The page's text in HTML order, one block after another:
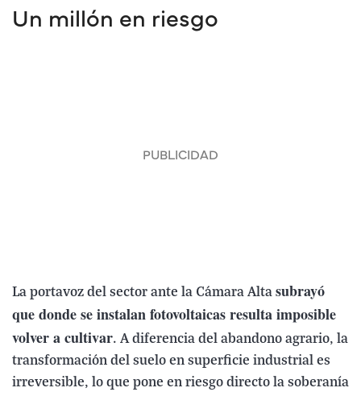
Un millón en riesgo
La portavoz del sector ante la Cámara Alta subrayó
que donde se instalan fotovoltaicas resulta imposible
volver a cultivar. A diferencia del abandono agrario, la
transformación del suelo en superficie industrial es
irreversible, lo que pone en riesgo directo la soberanía